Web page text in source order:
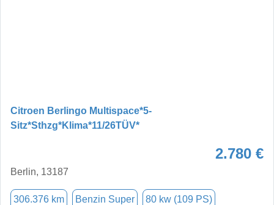
Citroen Berlingo Multispace*5-
Sitz*Sthzg*Klima*11/26TÜV*
2.780 €
Berlin, 13187
306.376 km Benzin Super 80 kw (109 PS)